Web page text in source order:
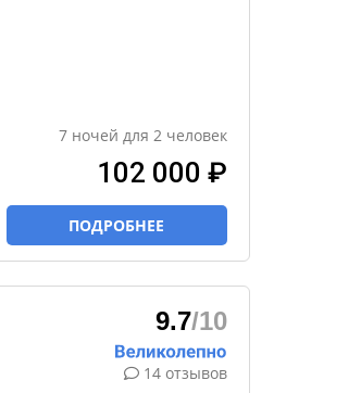
7 ночей для 2 человек
102 000 ₽
ПОДРОБНЕЕ
9.7/10
14 отзывов